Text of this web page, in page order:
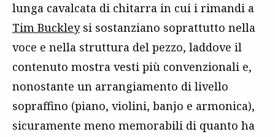
lunga cavalcata di chitarra in cui i rimandi a
Tim Buckleysi sostanziano soprattutto nella
voce e nella struttura del pezzo, laddove il
contenuto mostra vesti più convenzionali e,
nonostante un arrangiamento di livello
sopraffino (piano, violini, banjo e armonica),
sicuramente meno memorabili di quanto ha